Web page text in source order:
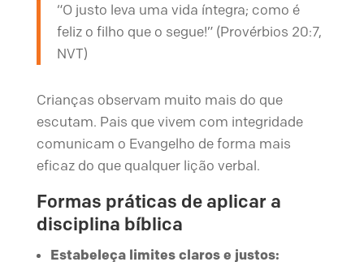
“O justo leva uma vida íntegra; como é
feliz o filho que o segue!” (Provérbios 20:7,
NVT)
Crianças observam muito mais do que
escutam. Pais que vivem com integridade
comunicam o Evangelho de forma mais
eficaz do que qualquer lição verbal.
Formas práticas de aplicar a
disciplina bíblica
Estabeleça limites claros e justos: